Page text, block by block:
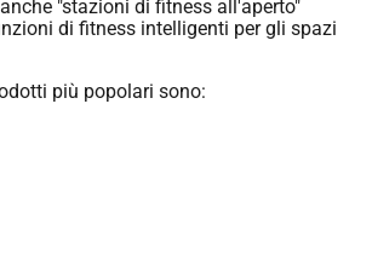
"stazioni di fitness all'aperto"
di fitness intelligenti per gli spazi
più popolari sono: